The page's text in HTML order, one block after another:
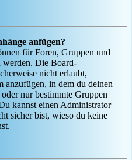
anfügen?
für Foren, Gruppen und
werden. Die Board-
nicht erlaubt,
anzufügen, in dem du deinen
nur bestimmte Gruppen
kannst einen Administrator
sicher bist, wieso du keine